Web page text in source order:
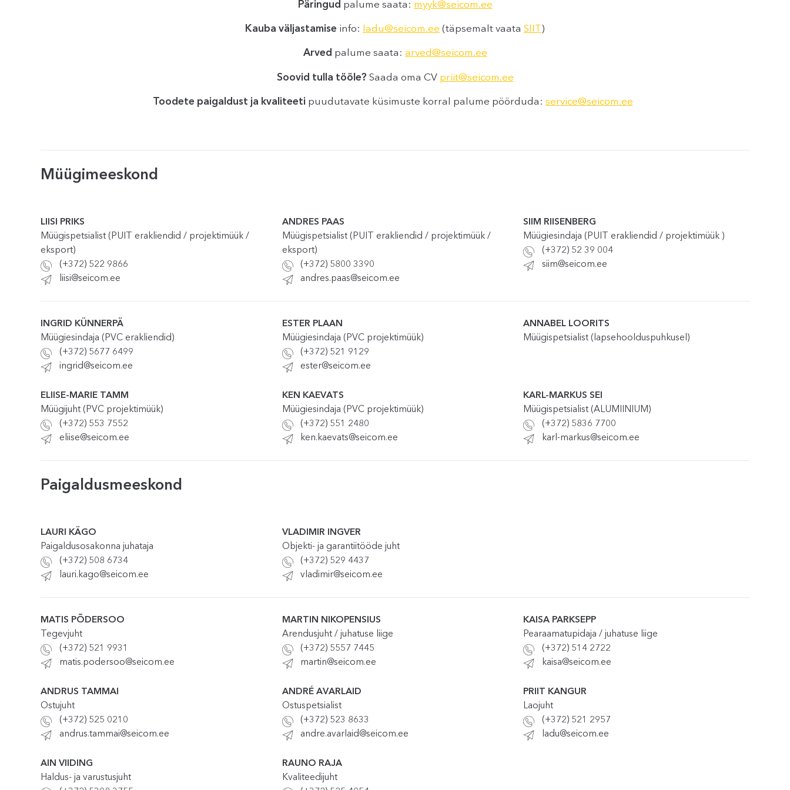
Päringud palume saata: myyk@seicom.ee
Kauba väljastamise info: ladu@seicom.ee (täpsemalt vaata SIIT )
Arved palume saata: arved@seicom.ee
Soovid tulla tööle? Saada oma CV priit@seicom.ee
Toodete paigaldust ja kvaliteeti puudutavate küsimuste korral palume pöörduda: service@seicom.ee
Müügimeeskond
LIISI PRIKS
Müügispetsialist (PUIT erakliendid / projektimüük /
eksport)
(+372) 522 9866
liisi@seicom.ee
ANDRES PAAS
Müügispetsialist (PUIT erakliendid / projektimüük /
eksport)
(+372) 5800 3390
andres.paas@seicom.ee
SIIM RIISENBERG
Müügiesindaja (PUIT erakliendid / projektimüük )
(+372) 52 39 004
siim@seicom.ee
INGRID KÜNNERPÄ
Müügiesindaja (PVC erakliendid)
(+372) 5677 6499
ingrid@seicom.ee
ESTER PLAAN
Müügiesindaja (PVC projektimüük)
(+372) 521 9129
ester@seicom.ee
ANNABEL LOORITS
Müügispetsialist (lapsehoolduspuhkusel)
ELIISE-MARIE TAMM
Müügijuht (PVC projektimüük)
(+372) 553 7552
eliise@seicom.ee
KEN KAEVATS
Müügiesindaja (PVC projektimüük)
(+372) 551 2480
ken.kaevats@seicom.ee
KARL-MARKUS SEI
Müügispetsialist (ALUMIINIUM)
(+372) 5836 7700
karl-markus@seicom.ee
Paigaldusmeeskond
LAURI KÄGO
Paigaldusosakonna juhataja
(+372) 508 6734
lauri.kago@seicom.ee
VLADIMIR INGVER
Objekti- ja garantiitööde juht
(+372) 529 4437
vladimir@seicom.ee
MATIS PÕDERSOO
Tegevjuht
(+372) 521 9931
matis.podersoo@seicom.ee
MARTIN NIKOPENSIUS
Arendusjuht / juhatuse liige
(+372) 5557 7445
martin@seicom.ee
KAISA PARKSEPP
Pearaamatupidaja / juhatuse liige
(+372) 514 2722
kaisa@seicom.ee
ANDRUS TAMMAI
Ostujuht
(+372) 525 0210
andrus.tammai@seicom.ee
ANDRÉ AVARLAID
Ostuspetsialist
(+372) 523 8633
andre.avarlaid@seicom.ee
PRIIT KANGUR
Laojuht
(+372) 521 2957
ladu@seicom.ee
AIN VIIDING
Haldus- ja varustusjuht
RAUNO RAJA
Kvaliteedijuht